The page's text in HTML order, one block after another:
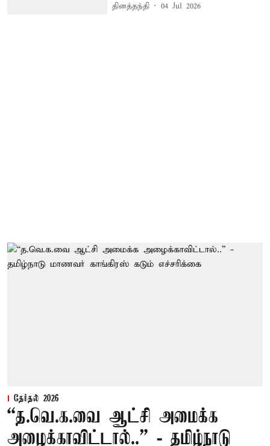
தினத்தந்தி 04 Jul 2026
தேர்தல் 2026
“த.வெ.க.வை ஆட்சி அமைக்க
அழைக்காவிட்டால்..” - தமிழ்நாடு